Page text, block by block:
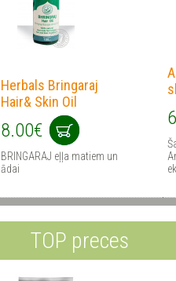
Herbals Bringaraj
Hair& Skin Oil
8.00€
BRINGARAJ eļļa matiem un
ādai
TOP preces